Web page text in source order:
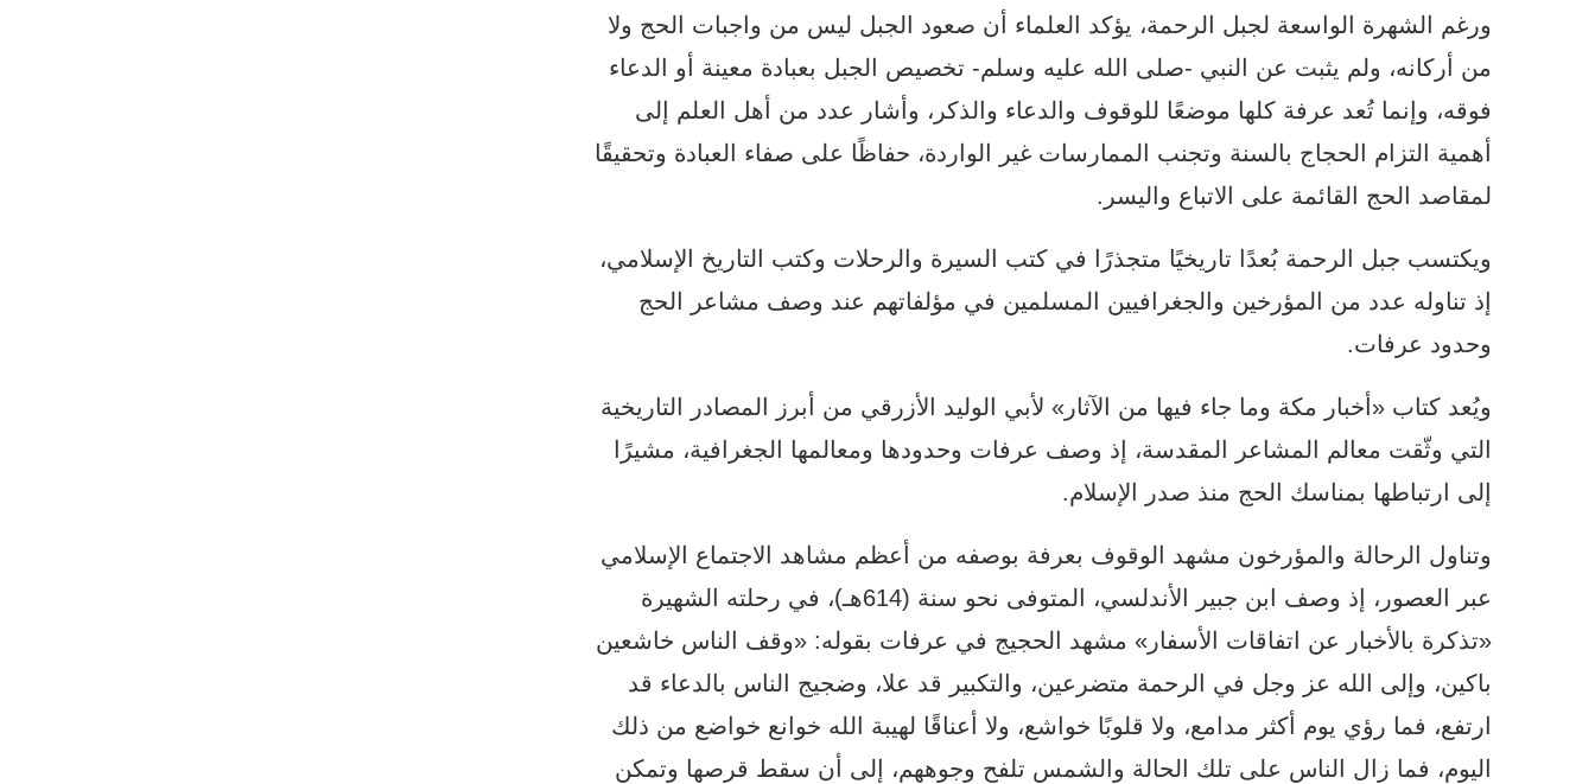
ورغم الشهرة الواسعة لجبل الرحمة، يؤكد العلماء أن صعود الجبل ليس من واجبات الحج ولا
من أركانه، ولم يثبت عن النبي -صلى الله عليه وسلم- تخصيص الجبل بعبادة معينة أو الدعاء
فوقه، وإنما تُعد عرفة كلها موضعًا للوقوف والدعاء والذكر، وأشار عدد من أهل العلم إلى
أهمية التزام الحجاج بالسنة وتجنب الممارسات غير الواردة، حفاظًا على صفاء العبادة وتحقيقًا
لمقاصد الحج القائمة على الاتباع واليسر.
ويكتسب جبل الرحمة بُعدًا تاريخيًا متجذرًا في كتب السيرة والرحلات وكتب التاريخ الإسلامي،
إذ تناوله عدد من المؤرخين والجغرافيين المسلمين في مؤلفاتهم عند وصف مشاعر الحج
وحدود عرفات.
ويُعد كتاب «أخبار مكة وما جاء فيها من الآثار» لأبي الوليد الأزرقي من أبرز المصادر التاريخية
التي وثّقت معالم المشاعر المقدسة، إذ وصف عرفات وحدودها ومعالمها الجغرافية، مشيرًا
إلى ارتباطها بمناسك الحج منذ صدر الإسلام.
وتناول الرحالة والمؤرخون مشهد الوقوف بعرفة بوصفه من أعظم مشاهد الاجتماع الإسلامي
عبر العصور، إذ وصف ابن جبير الأندلسي، المتوفى نحو سنة (614هـ)، في رحلته الشهيرة
«تذكرة بالأخبار عن اتفاقات الأسفار» مشهد الحجيج في عرفات بقوله: «وقف الناس خاشعين
باكين، وإلى الله عز وجل في الرحمة متضرعين، والتكبير قد علا، وضجيج الناس بالدعاء قد
ارتفع، فما رؤي يوم أكثر مدامع، ولا قلوبًا خواشع، ولا أعناقًا لهيبة الله خوانع خواضع من ذلك
اليوم، فما زال الناس على تلك الحالة والشمس تلفح وجوههم، إلى أن سقط قرصها وتمكن